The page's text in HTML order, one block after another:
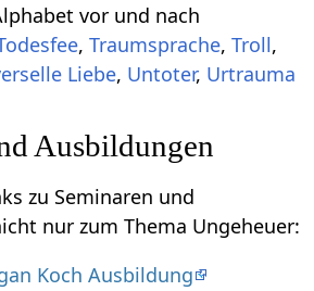
vor und nach
, Traumsprache, Troll,
Liebe, Untoter, Urtrauma
Ausbildungen
zu Seminaren und
nur zum Thema Ungeheuer:
Koch Ausbildung